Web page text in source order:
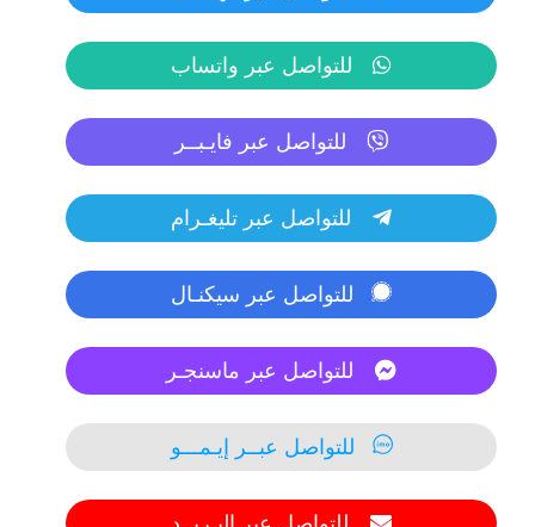
للتواصل عبر واتساب
للتواصل عبر فايـبــر
للتواصل عبر تليغـرام
للتواصل عبر سيكنـال
للتواصل عبر ماسنجـر
للتواصل عبــر إيـمـــو